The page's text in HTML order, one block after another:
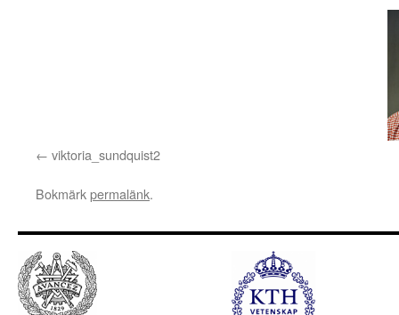
viktoria_sundquist2
Bokmärkpermalänk.